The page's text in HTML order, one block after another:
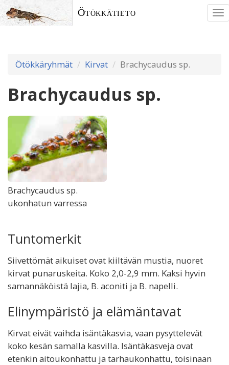
Ötökkätieto
Ötökkäryhmät Kirvat Brachycaudus sp.
Brachycaudus sp.
Brachycaudus sp.
ukonhatun varressa
Tuntomerkit
Siivettömät aikuiset ovat kiiltävän mustia, nuoret
kirvat punaruskeita. Koko 2,0-2,9 mm. Kaksi hyvin
samannäköistä lajia, B. aconiti ja B. napelli.
Elinympäristö ja elämäntavat
Kirvat eivät vaihda isäntäkasvia, vaan pysyttelevät
koko kesän samalla kasvilla. Isäntäkasveja ovat
etenkin aitoukonhattu ja tarhaukonhattu, toisinaan